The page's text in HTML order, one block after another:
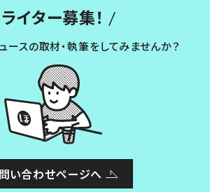
ライター募集！
ースの取材・執筆をしてみませんか？
い合わせページへ